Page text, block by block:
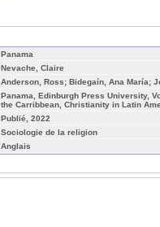
Panama
Nevache, Claire
Anderson, Ross; Bidegaín, Ana María;
Panama, Edinburgh Press University,
the Carribbean, Christianity in Latin
Publié, 2022
Sociologie de la religion
Anglais